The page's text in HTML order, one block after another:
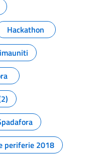
Hackathon
periferie 2018